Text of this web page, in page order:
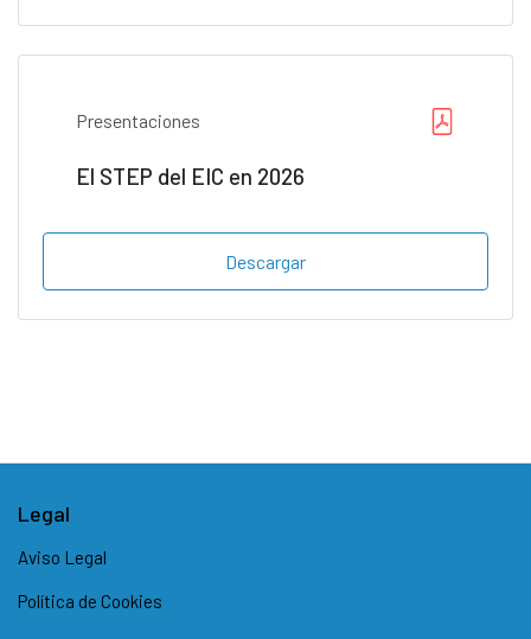
Presentaciones
El STEP del EIC en 2026
Descargar
Legal
Aviso Legal
Política de Cookies